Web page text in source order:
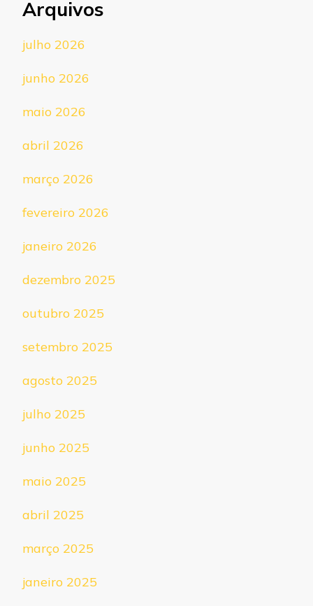
Arquivos
julho 2026
junho 2026
maio 2026
abril 2026
março 2026
fevereiro 2026
janeiro 2026
dezembro 2025
outubro 2025
setembro 2025
agosto 2025
julho 2025
junho 2025
maio 2025
abril 2025
março 2025
janeiro 2025